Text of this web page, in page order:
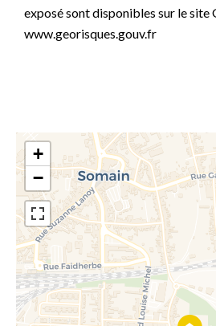
exposé sont disponibles sur le site
www.georisques.gouv.fr
+
−